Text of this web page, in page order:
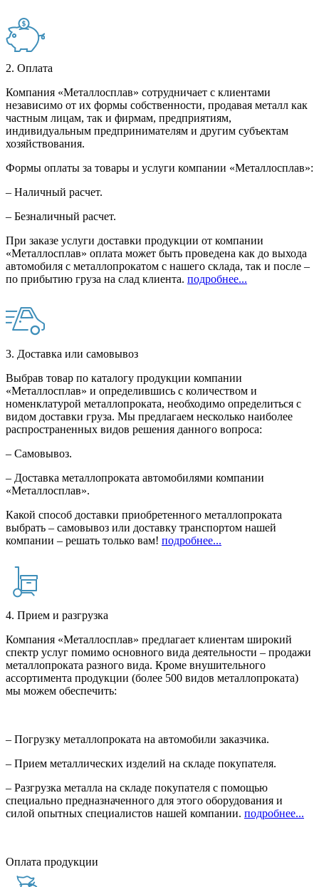
2. Оплата
Компания «Металлосплав» сотрудничает с клиентами
независимо от их формы собственности, продавая металл как
частным лицам, так и фирмам, предприятиям,
индивидуальным предпринимателям и другим субъектам
хозяйствования.
Формы оплаты за товары и услуги компании «Металлосплав»:
– Наличный расчет.
– Безналичный расчет.
При заказе услуги доставки продукции от компании
«Металлосплав» оплата может быть проведена как до выхода
автомобиля с металлопрокатом с нашего склада, так и после –
по прибытию груза на слад клиента. подробнее...
3. Доставка или самовывоз
Выбрав товар по каталогу продукции компании
«Металлосплав» и определившись с количеством и
номенклатурой металлопроката, необходимо определиться с
видом доставки груза. Мы предлагаем несколько наиболее
распространенных видов решения данного вопроса:
– Самовывоз.
– Доставка металлопроката автомобилями компании
«Металлосплав».
Какой способ доставки приобретенного металлопроката
выбрать – самовывоз или доставку транспортом нашей
компании – решать только вам! подробнее...
4. Прием и разгрузка
Компания «Металлосплав» предлагает клиентам широкий
спектр услуг помимо основного вида деятельности – продажи
металлопроката разного вида. Кроме внушительного
ассортимента продукции (более 500 видов металлопроката)
мы можем обеспечить:
– Погрузку металлопроката на автомобили заказчика.
– Прием металлических изделий на складе покупателя.
– Разгрузка металла на складе покупателя с помощью
специально предназначенного для этого оборудования и
силой опытных специалистов нашей компании. подробнее...
Оплата продукции